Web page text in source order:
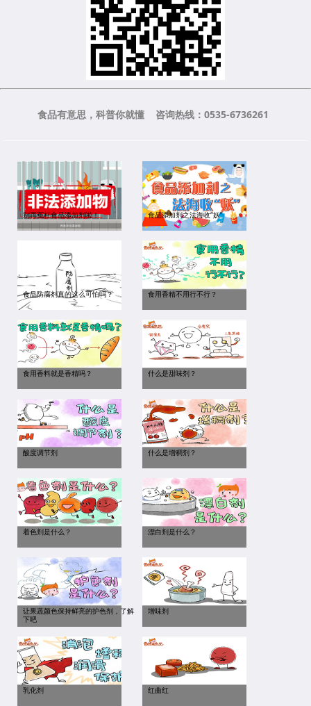
食品有意思，科普你就懂 咨询热线：0535-6736261
别再冤枉食品添加剂啦！ 食品添加剂之法海收“妖”
食品防腐剂真的这么可怕吗？ 食用香精不用行不行？
食用香料就是香精吗？ 什么是甜味剂？
酸度调节剂 什么是增稠剂？
着色剂是什么？ 漂白剂是什么？
让果蔬颜色保持鲜亮的护色剂，了解
下吧
增味剂
乳化剂 红曲红